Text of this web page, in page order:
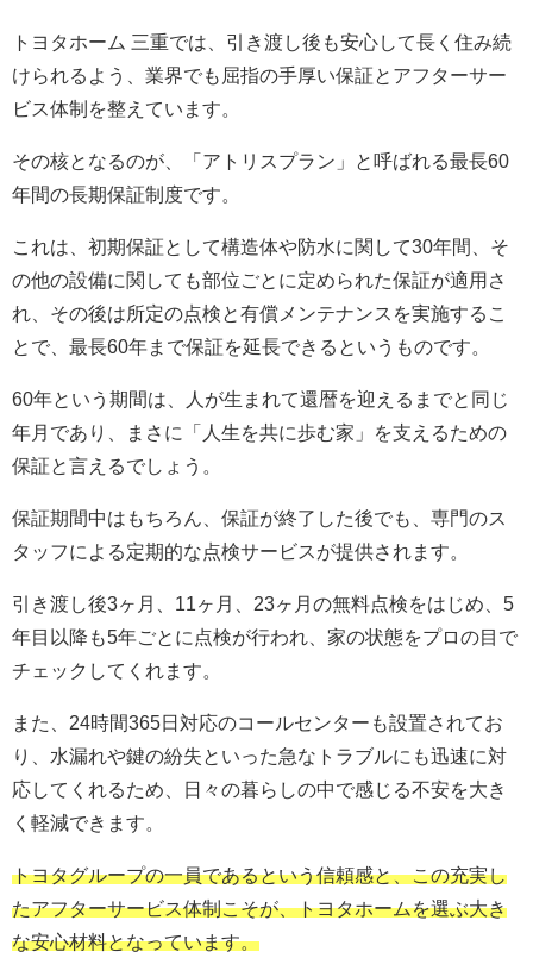
トヨタホーム 三重では、引き渡し後も安心して長く住み続
けられるよう、業界でも屈指の手厚い保証とアフターサー
ビス体制を整えています。
その核となるのが、「アトリスプラン」と呼ばれる最長60
年間の長期保証制度です。
これは、初期保証として構造体や防水に関して30年間、そ
の他の設備に関しても部位ごとに定められた保証が適用さ
れ、その後は所定の点検と有償メンテナンスを実施するこ
とで、最長60年まで保証を延長できるというものです。
60年という期間は、人が生まれて還暦を迎えるまでと同じ
年月であり、まさに「人生を共に歩む家」を支えるための
保証と言えるでしょう。
保証期間中はもちろん、保証が終了した後でも、専門のス
タッフによる定期的な点検サービスが提供されます。
引き渡し後3ヶ月、11ヶ月、23ヶ月の無料点検をはじめ、5
年目以降も5年ごとに点検が行われ、家の状態をプロの目で
チェックしてくれます。
また、24時間365日対応のコールセンターも設置されてお
り、水漏れや鍵の紛失といった急なトラブルにも迅速に対
応してくれるため、日々の暮らしの中で感じる不安を大き
く軽減できます。
トヨタグループの一員であるという信頼感と、この充実し
たアフターサービス体制こそが、トヨタホームを選ぶ大き
な安心材料となっています。